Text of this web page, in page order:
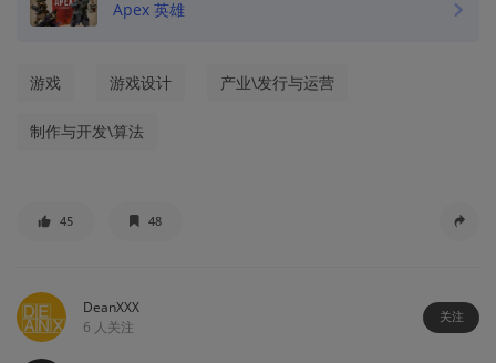
Apex 英雄
游戏 游戏设计 产业\发行与运营
制作与开发\算法
45 48
DeanXXX
6 人关注
关注